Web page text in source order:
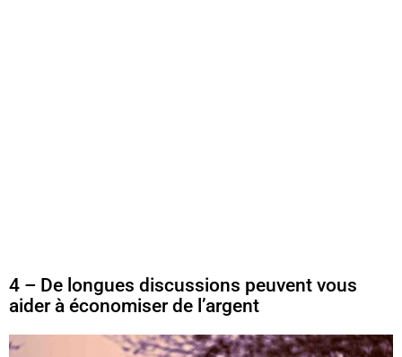
4 – De longues discussions peuvent vous
aider à économiser de l’argent